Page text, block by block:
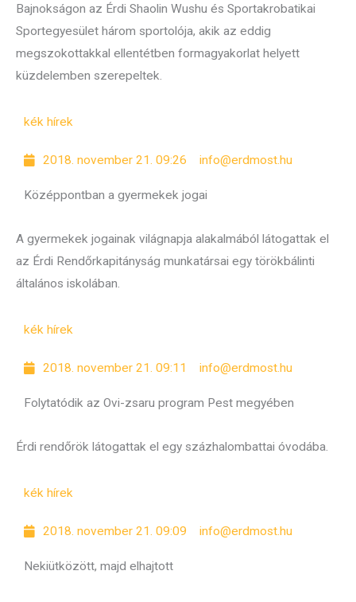
Bajnokságon az Érdi Shaolin Wushu és Sportakrobatikai
Sportegyesület három sportolója, akik az eddig
megszokottakkal ellentétben formagyakorlat helyett
küzdelemben szerepeltek.
kék hírek
2018. november 21. 09:26 info@erdmost.hu
Középpontban a gyermekek jogai
A gyermekek jogainak világnapja alakalmából látogattak el
az Érdi Rendőrkapitányság munkatársai egy törökbálinti
általános iskolában.
kék hírek
2018. november 21. 09:11 info@erdmost.hu
Folytatódik az Ovi-zsaru program Pest megyében
Érdi rendőrök látogattak el egy százhalombattai óvodába.
kék hírek
2018. november 21. 09:09 info@erdmost.hu
Nekiütközött, majd elhajtott